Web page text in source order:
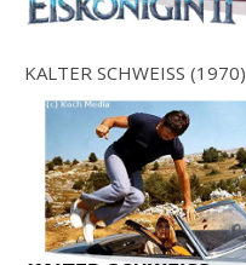
KALTER SCHWEISS (1970)